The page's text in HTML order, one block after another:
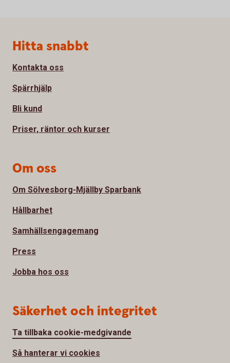
Sidfot
Hitta snabbt
Kontakta oss
Spärrhjälp
Bli kund
Priser, räntor och kurser
Om oss
Om Sölvesborg-Mjällby Sparbank
Hållbarhet
Samhällsengagemang
Press
Jobba hos oss
Säkerhet och integritet
Ta tillbaka cookie-medgivande
Så hanterar vi cookies